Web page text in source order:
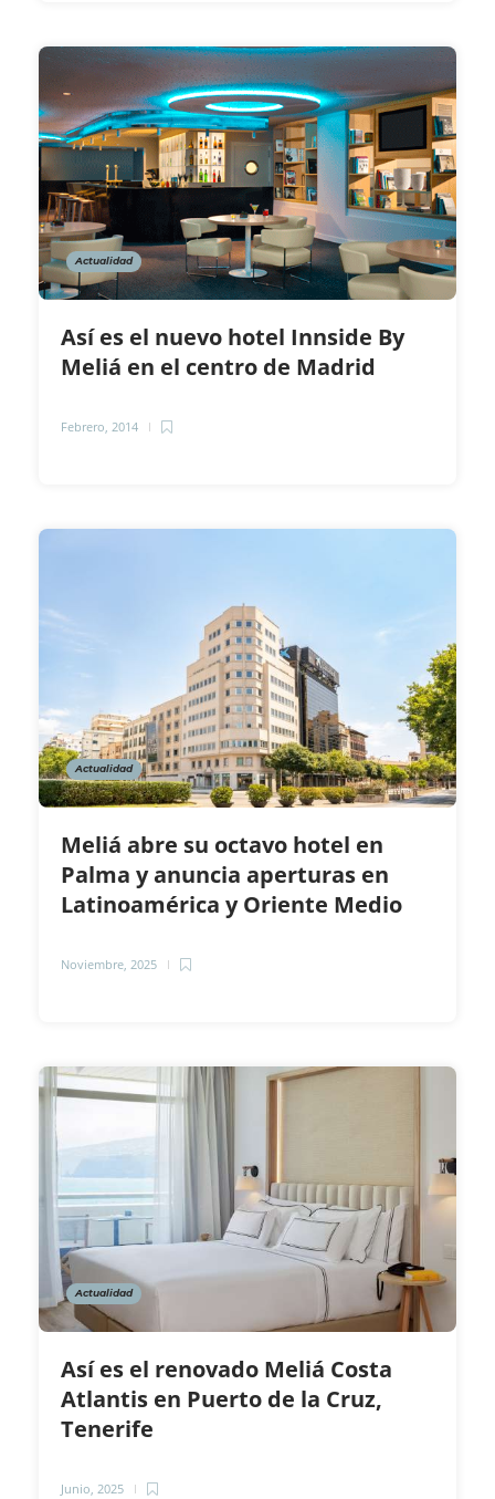
Actualidad
Así es el nuevo hotel Innside By
Meliá en el centro de Madrid
Febrero, 2014
Actualidad
Meliá abre su octavo hotel en
Palma y anuncia aperturas en
Latinoamérica y Oriente Medio
Noviembre, 2025
Actualidad
Así es el renovado Meliá Costa
Atlantis en Puerto de la Cruz,
Tenerife
Junio, 2025